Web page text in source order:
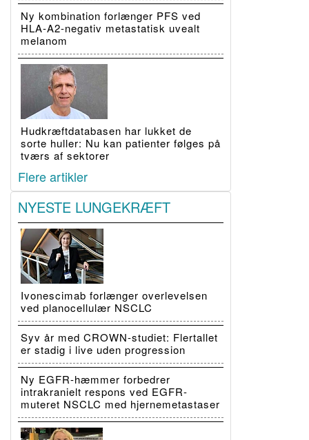
Ny kombination forlænger PFS ved
HLA-A2-negativ metastatisk uvealt
melanom
Hudkræftdatabasen har lukket de
sorte huller: Nu kan patienter følges på
tværs af sektorer
Flere artikler
NYESTE LUNGEKRÆFT
Ivonescimab forlænger overlevelsen
ved planocellulær NSCLC
Syv år med CROWN-studiet: Flertallet
er stadig i live uden progression
Ny EGFR-hæmmer forbedrer
intrakranielt respons ved EGFR-
muteret NSCLC med hjernemetastaser